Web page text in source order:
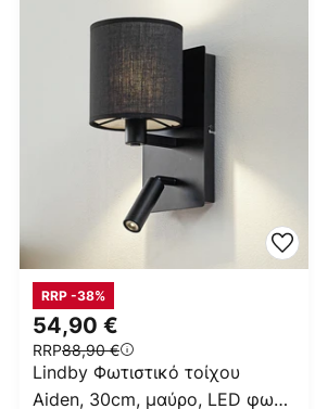
54,90 €
RRP88,90 €
RRP -38%
Lindby Φωτιστικό τοίχου
Aiden, 30cm, μαύρο, LED φως